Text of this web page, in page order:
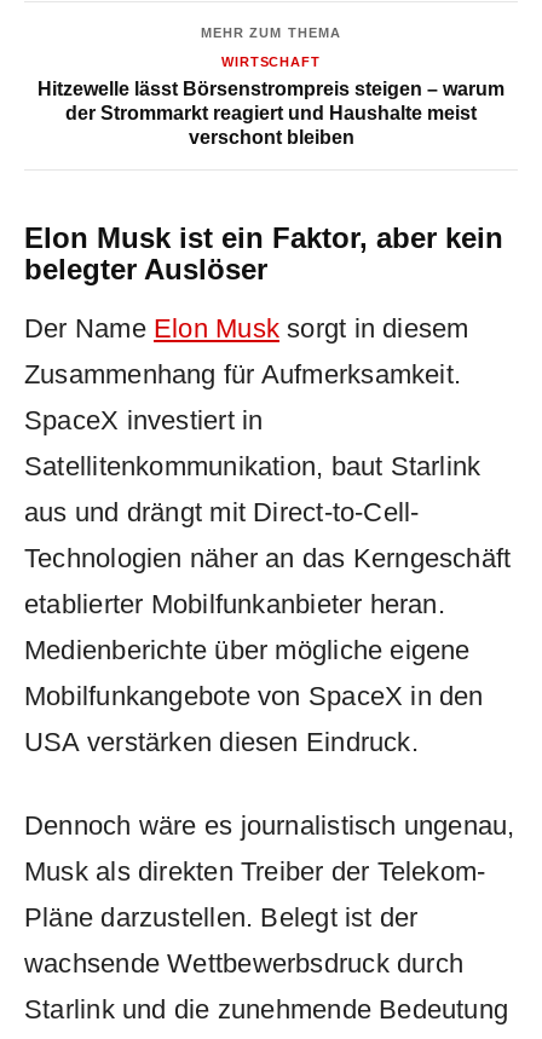
MEHR ZUM THEMA
WIRTSCHAFT
Hitzewelle lässt Börsenstrompreis steigen – warum
der Strommarkt reagiert und Haushalte meist
verschont bleiben
Elon Musk ist ein Faktor, aber kein
belegter Auslöser
Der Name Elon Musksorgt in diesem
Zusammenhang für Aufmerksamkeit.
SpaceX investiert in
Satellitenkommunikation, baut Starlink
aus und drängt mit Direct-to-Cell-
Technologien näher an das Kerngeschäft
etablierter Mobilfunkanbieter heran.
Medienberichte über mögliche eigene
Mobilfunkangebote von SpaceX in den
USA verstärken diesen Eindruck.
Dennoch wäre es journalistisch ungenau,
Musk als direkten Treiber der Telekom-
Pläne darzustellen. Belegt ist der
wachsende Wettbewerbsdruck durch
Starlink und die zunehmende Bedeutung